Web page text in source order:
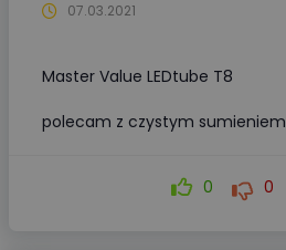
07.03.2021
Master Value LEDtube T8
polecam z czystym sumieniem
0 0